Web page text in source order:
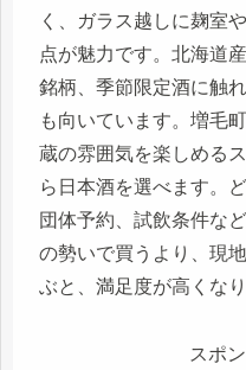
く、ガラス越しに麹室
点が魅力です。北海道
銘柄、季節限定酒に触
も向いています。増毛
蔵の雰囲気を楽しめる
ら日本酒を選べます。
団体予約、試飲条件な
の勢いで買うより、現
ぶと、満足度が高くなり
スポ